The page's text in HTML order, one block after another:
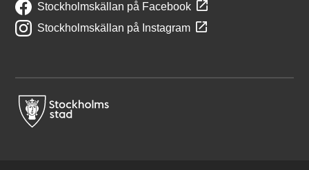
Stockholmskällan på Facebook
Stockholmskällan på Instagram